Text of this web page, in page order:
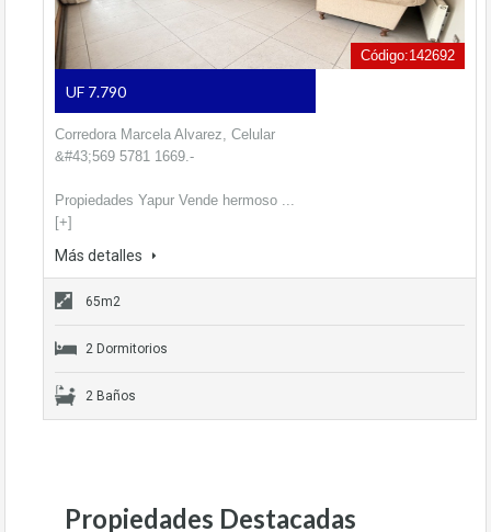
Código:142692
UF 7.790
Corredora Marcela Alvarez, Celular
&#43;569 5781 1669.-
Propiedades Yapur Vende hermoso ...
[+]
Más detalles
65m2
2 Dormitorios
2 Baños
Propiedades Destacadas